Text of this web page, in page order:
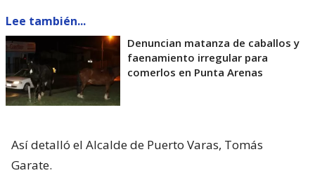
Lee también...
Denuncian matanza de caballos y
faenamiento irregular para
comerlos en Punta Arenas
Así detalló el Alcalde de Puerto Varas, Tomás
Garate.